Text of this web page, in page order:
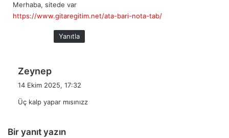
i
k
i
:
Merhaba, sitede var
https://www.gitaregitim.net/ata-bari-nota-tab/
Yanıtla
Zeynep
i
14 Ekim 2025, 17:32
Üç kalp yapar mısınızz
Bir yanıt yazın